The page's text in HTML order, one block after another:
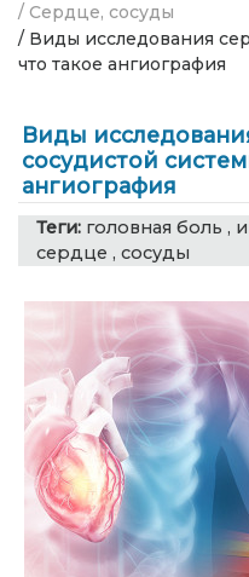
/ Сердце, сосуды
/ Виды исследования
что такое ангиография
Виды
сосудистой
ангиография
Теги: головная боль ,
сердце , сосуды